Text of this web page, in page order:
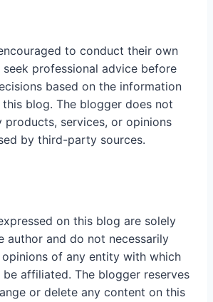
to conduct their own
seek professional advice before
based on the information
blog. The blogger does not
products, services, or opinions
by third-party sources.
on this blog are solely
author and do not necessarily
of any entity with which
affiliated. The blogger reserves
or delete any content on this